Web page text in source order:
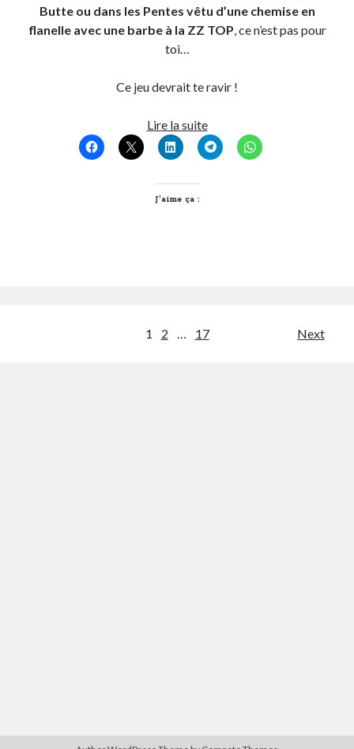
Butte ou dans les Pentes vêtu d’une chemise en
flanelle avec une barbe à la ZZ TOP , ce n’est pas pour
toi…
Ce jeu devrait te ravir !
Lire la suiteLe
jeu
du
J’aime ça :
1 2 17 Next